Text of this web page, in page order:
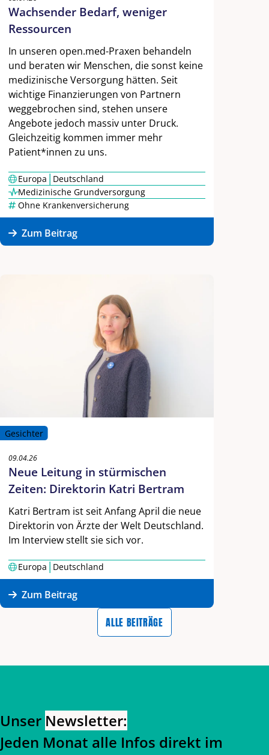
Wachsender Bedarf, weniger
Ressourcen
In unseren open.med-Praxen behandeln
und beraten wir Menschen, die sonst keine
medizinische Versorgung hätten. Seit
wichtige Finanzierungen von Partnern
weggebrochen sind, stehen unsere
Angebote jedoch massiv unter Druck.
Gleichzeitig kommen immer mehr
Patient*innen zu uns.
Europa|Deutschland
Medizinische Grundversorgung
Ohne Krankenversicherung
Zum Beitrag
Gesichter
09.04.26
Neue Leitung in stürmischen
Zeiten: Direktorin Katri Bertram
Katri Bertram ist seit Anfang April die neue
Direktorin von Ärzte der Welt Deutschland.
Im Interview stellt sie sich vor.
Europa|Deutschland
Zum Beitrag
ALLE BEITRÄGE
Unser Newsletter:
Jeden Monat alle Infos direkt im